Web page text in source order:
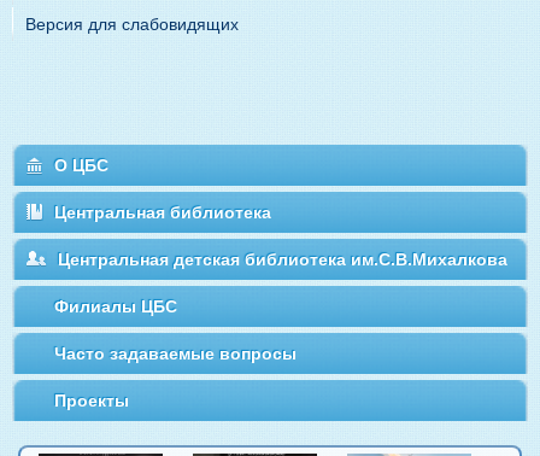
Версия для слабовидящих
О ЦБС
Центральная библиотека
Центральная детская библиотека им.С.В.Михалкова
Филиалы ЦБС
Часто задаваемые вопросы
Проекты